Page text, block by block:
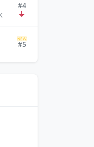
#4
NEW
#5